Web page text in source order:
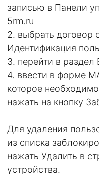
записью в Панели
5rm.ru
2. выбрать договор
Идентификация
3. перейти в раздел
4. ввести в форме
которое
нажать на кнопку
Для удаления
из списка
нажать Удалить в
устройства.